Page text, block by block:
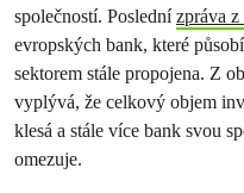
společností. Poslednízpráva
evropských bank, které
sektorem stále propojena. Z
vyplývá, že celkový objem
klesá a stále více bank svou
omezuje.